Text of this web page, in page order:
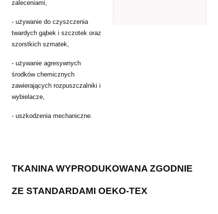
zaleceniami,
- używanie do czyszczenia
twardych gąbek i szczotek oraz
szorstkich szmatek,
- używanie agresywnych
środków chemicznych
zawierających rozpuszczalniki i
wybielacze,
- uszkodzenia mechaniczne.
TKANINA WYPRODUKOWANA ZGODNIE
ZE STANDARDAMI OEKO-TEX